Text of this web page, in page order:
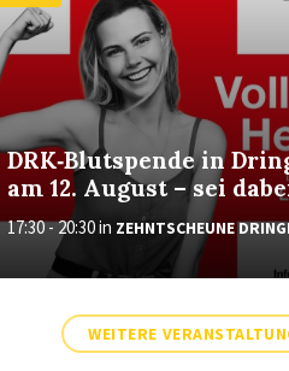
DRK‑Blutspende in
am 12. August – sei
17:30 - 20:30in ZEHNTSCHEUNE
WEITERE